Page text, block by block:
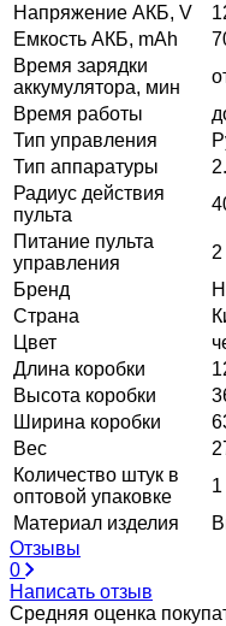
Напряжение АКБ, V
Емкость АКБ, mAh
Время зарядки
аккумулятора, мин
Время работы
Тип управления
Тип аппаратуры
Радиус действия
пульта
Питание пульта
управления
Бренд
Страна
Цвет
Длина коробки
Высота коробки
Ширина коробки
Вес
Количество штук в
оптовой упаковке
1
Материал изделия
Отзывы
0
Написать отзыв
Средняя оценка